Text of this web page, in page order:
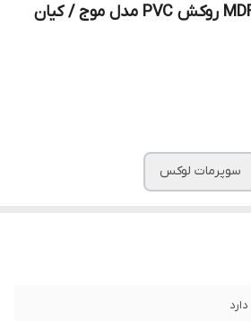
درب اتاق و سرویس MDF روکش PVC مدل موج / کیان
سوپرمات لوکس
دارد